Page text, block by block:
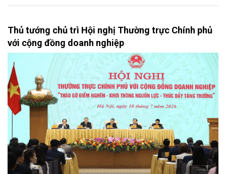
Thủ tướng chủ trì Hội nghị Thường trực Chính phủ
với cộng đồng doanh nghiệp